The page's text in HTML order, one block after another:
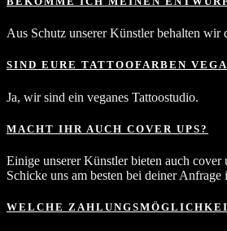
Aus Schutz unserer Künstler behalten wir
SIND EURE TATTOOFARBEN
Ja, wir sind ein veganes Tattoostudio.
MACHT IHR AUCH COVER UPS?
Einige unserer Künstler bieten auch
Schicke uns am besten bei deiner
WELCHE